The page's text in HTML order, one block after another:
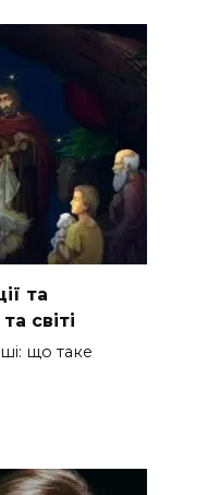
та
світі
що таке